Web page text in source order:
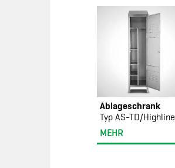
Ablageschrank
Typ AS-TD/Highline
MEHR